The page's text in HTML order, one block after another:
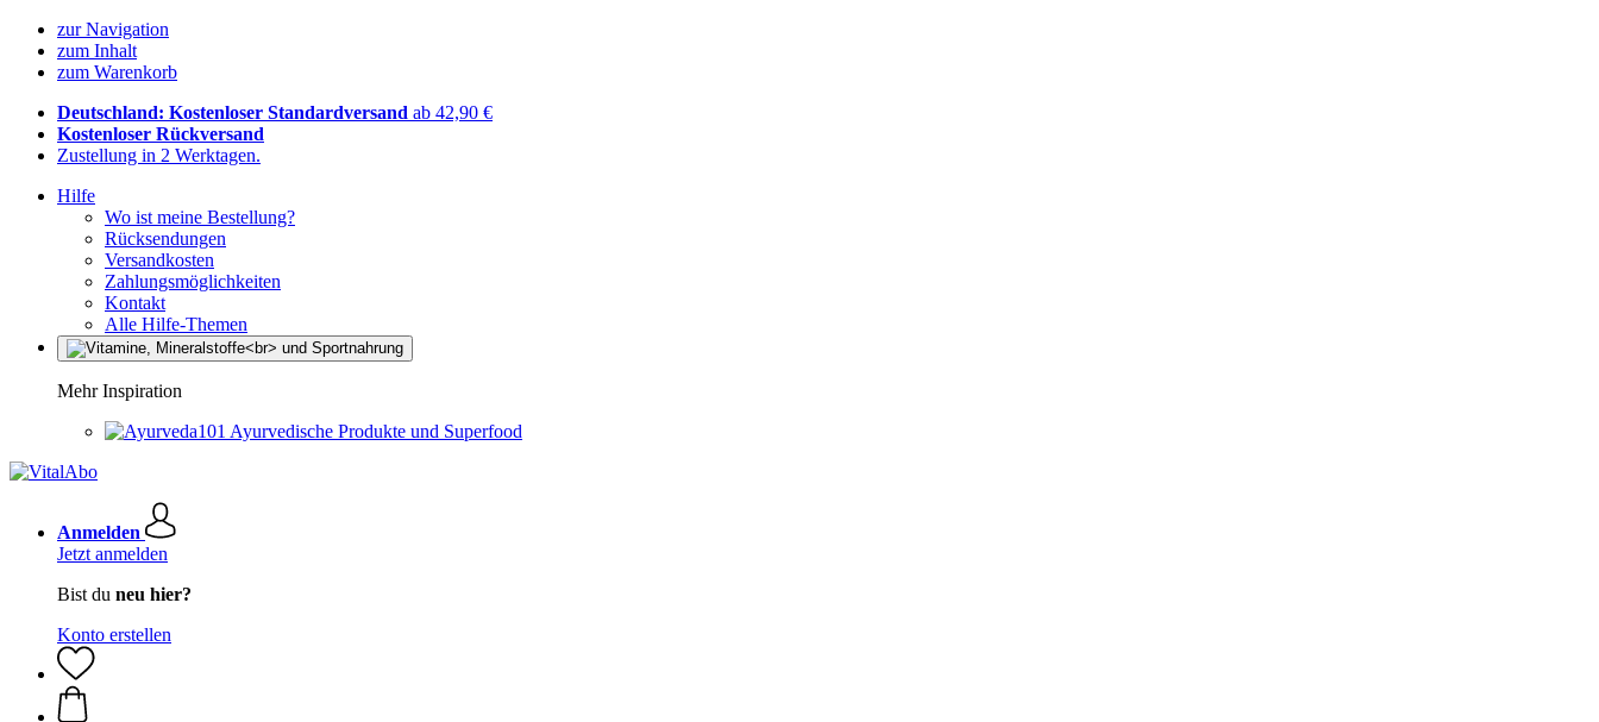
zur Navigation
zum Inhalt
zum Warenkorb
Deutschland: Kostenloser Standardversand ab 42,90 €
Kostenloser Rückversand
Zustellung in 2 Werktagen.
Hilfe
Wo ist meine Bestellung?
Rücksendungen
Versandkosten
Zahlungsmöglichkeiten
Kontakt
Alle Hilfe-Themen
Mehr Inspiration
Ayurvedische Produkte und Superfood
Anmelden
Jetzt anmelden
Bist du neu hier?
Konto erstellen